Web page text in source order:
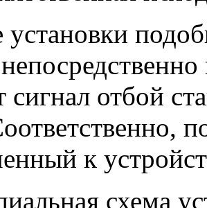
установки
сигнал отбой
к
схема